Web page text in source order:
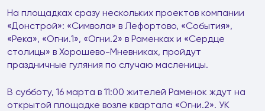
На площадках сразу нескольких проектов компании
«Донстрой»: «Символа» в Лефортово, «События»,
«Река», «Огни.1», «Огни.2» в Раменках и «Сердце
столицы» в Хорошево-Мневниках, пройдут
праздничные гуляния по случаю масленицы.
В субботу, 16 марта в 11:00 жителей Раменок ждут на
открытой площадке возле квартала «Огни.2». УК